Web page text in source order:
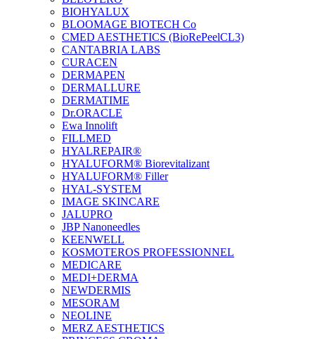
BIOHYALUX
BLOOMAGE BIOTECH Co
CMED AESTHETICS (BioRePeelCL3)
CANTABRIA LABS
CURACEN
DERMAPEN
DERMALLURE
DERMATIME
Dr.ORACLE
Ewa Innolift
FILLMED
НYALREPAIR®
HYALUFORM® Biorevitalizant
HYALUFORM® Filler
HYAL-SYSTEM
IMAGE SKINCARE
JALUPRO
JBP Nanoneedles
KEENWELL
KOSMOTEROS PROFESSIONNEL
MEDICARE
MEDI+DERMA
NEWDERMIS
MESORAM
NEOLINE
MERZ AESTHETICS